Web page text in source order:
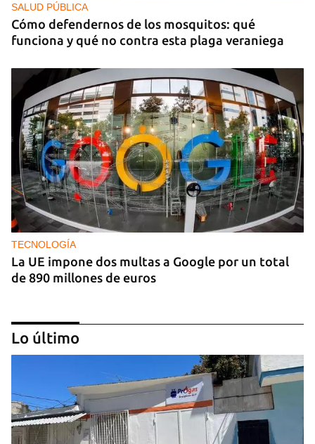
SALUD PÚBLICA
Cómo defendernos de los mosquitos: qué
funciona y qué no contra esta plaga veraniega
TECNOLOGÍA
La UE impone dos multas a Google por un total
de 890 millones de euros
Lo último